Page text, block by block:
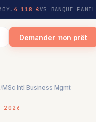
4 118 €VS BANQUE
Demander mon prêt
/MSc Intl Business Mgmt
2026